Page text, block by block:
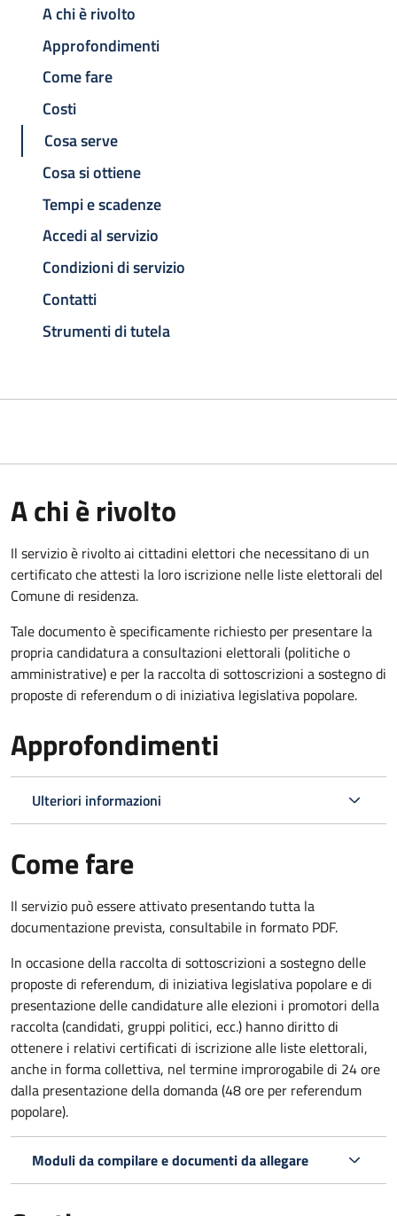
A chi è rivolto
Approfondimenti
Come fare
Costi
Cosa serve
Cosa si ottiene
Tempi e scadenze
Accedi al servizio
Condizioni di servizio
Contatti
Strumenti di tutela
A chi è rivolto
Il servizio è rivolto ai cittadini elettori che necessitano di un
certificato che attesti la loro iscrizione nelle liste elettorali del
Comune di residenza.
Tale documento è specificamente richiesto per presentare la
propria candidatura a consultazioni elettorali (politiche o
amministrative) e per la raccolta di sottoscrizioni a sostegno di
proposte di referendum o di iniziativa legislativa popolare.
Approfondimenti
Ulteriori informazioni
Come fare
Il servizio può essere attivato presentando tutta la
documentazione prevista, consultabile in formato PDF.
In occasione della raccolta di sottoscrizioni a sostegno delle
proposte di referendum, di iniziativa legislativa popolare e di
presentazione delle candidature alle elezioni i promotori della
raccolta (candidati, gruppi politici, ecc.) hanno diritto di
ottenere i relativi certificati di iscrizione alle liste elettorali,
anche in forma collettiva, nel termine improrogabile di 24 ore
dalla presentazione della domanda (48 ore per referendum
popolare).
Moduli da compilare e documenti da allegare